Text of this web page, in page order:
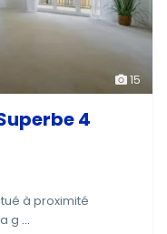
15
4
à proximité
g ...